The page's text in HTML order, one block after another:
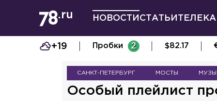
НОВОСТИ СТАТЬИ
+19 Пробки 2 $82.17
САНКТ-ПЕТЕРБУРГ МОСТЫ
Особый плейлист